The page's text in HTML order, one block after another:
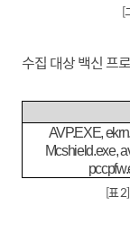
[
수집 대상 백신 프
AVP.EXE,
Mcshield.exe,
[표